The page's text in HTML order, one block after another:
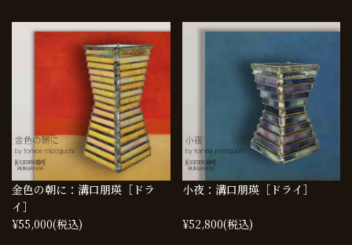
金色の朝に：溝口朋瑛［ドラ
イ］
¥55,000(税込)
小夜：溝口朋瑛［ドライ］
¥52,800(税込)